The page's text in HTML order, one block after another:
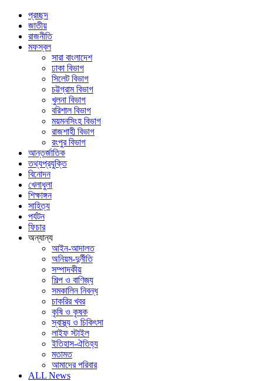
প্রচ্ছদ
জাতীয়
রাজনীতি
মফস্বল
সারা বাংলাদেশ
ঢাকা বিভাগ
সিলেট বিভাগ
চট্টগ্রাম বিভাগ
খুলনা বিভাগ
বরিশাল বিভাগ
ময়মনসিংহ বিভাগ
রাজশাহী বিভাগ
রংপুর বিভাগ
আন্তর্জাতিক
তথ্যপ্রযুক্তি
বিনোদন
খেলাধুলা
শিক্ষাঙ্গন
সাহিত্য
পর্যটন
ফিচার
অন্যান্য
আইন-আদালত
অনিয়ম-দুর্নীতি
সম্পাদকীয়
শিল্প ও বাণিজ্য
সমকালিন নিবন্ধ
চাকরির খবর
কৃষি ও কৃষক
স্বাস্থ্য ও চিকিৎসা
লাইফ স্টাইল
ইতিহাস-ঐতিহ্য
মতামত
আমাদের পরিবার
ALL News